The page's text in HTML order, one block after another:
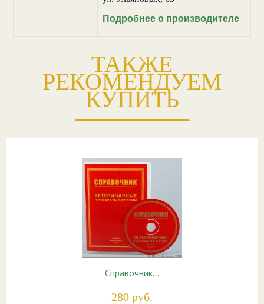
Подробнее о производителе
ТАКЖЕ
РЕКОМЕНДУЕМ
КУПИТЬ
Справочник…
280 руб.